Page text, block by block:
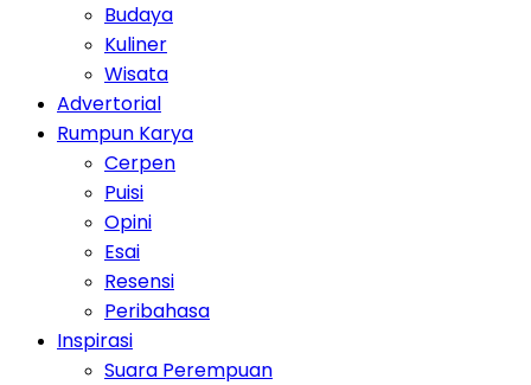
Budaya
Kuliner
Wisata
Advertorial
Rumpun Karya
Cerpen
Puisi
Opini
Esai
Resensi
Peribahasa
Inspirasi
Suara Perempuan